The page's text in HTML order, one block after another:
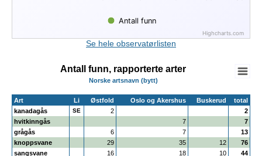
Antall funn
Highcharts.com
End of interactive chart.Se hele observatørlisten
Antall funn, rapporterte arter
Norske artsnavn (bytt)
Art Li Østfold Oslo og Akershus Buskerud
total
kanadagås
SE 2
2
hvitkinngås
7
7
grågås
6 7
13
knoppsvane
29 35 12
76
sangsvane
16 18 10
44